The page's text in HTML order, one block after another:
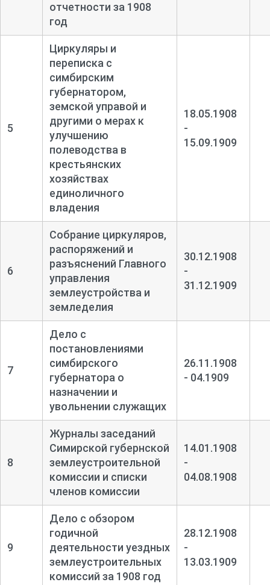
отчетности за 1908
год
5
Циркуляры и
переписка с
симбирским
губернатором,
земской управой и
другими о мерах к
улучшению
полеводства в
крестьянских
хозяйствах
единоличного
владения
18.05.1908
-
15.09.1909
6
Собрание циркуляров,
распоряжений и
разъяснений Главного
управления
землеустройства и
земледелия
30.12.1908
-
31.12.1909
7
Дело с
постановлениями
симбирского
губернатора о
назначении и
увольнении служащих
26.11.1908
- 04.1909
8
Журналы заседаний
Симирской губернской
землеустроительной
комиссии и списки
членов комиссии
14.01.1908
-
04.08.1908
9
Дело с обзором
годичной
деятельности уездных
землеустроительных
комиссий за 1908 год
28.12.1908
-
13.03.1909